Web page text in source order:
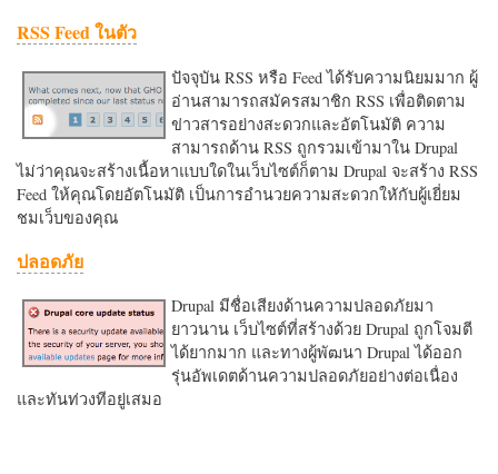
RSS Feed ในตัว
ปัจจุบัน RSS หรือ Feed ได้รับความนิยมมาก ผู้
อ่านสามารถสมัครสมาชิก RSS เพื่อติดตาม
ข่าวสารอย่างสะดวกและอัตโนมัติ ความ
สามารถด้าน RSS ถูกรวมเข้ามาใน Drupal
ไม่ว่าคุณจะสร้างเนื้อหาแบบใดในเว็บไซต์ก็ตาม Drupal จะสร้าง RSS
Feed ให้คุณโดยอัตโนมัติ เป็นการอำนวยความสะดวกใหักับผู้เยี่ยม
ชมเว็บของคุณ
ปลอดภัย
Drupal มีชื่อเสียงด้านความปลอดภัยมา
ยาวนาน เว็บไซต์ที่สร้างด้วย Drupal ถูกโจมตี
ได้ยากมาก และทางผู้พัฒนา Drupal ได้ออก
รุ่นอัพเดตด้านความปลอดภัยอย่างต่อเนื่อง
และทันท่วงทีอยู่เสมอ